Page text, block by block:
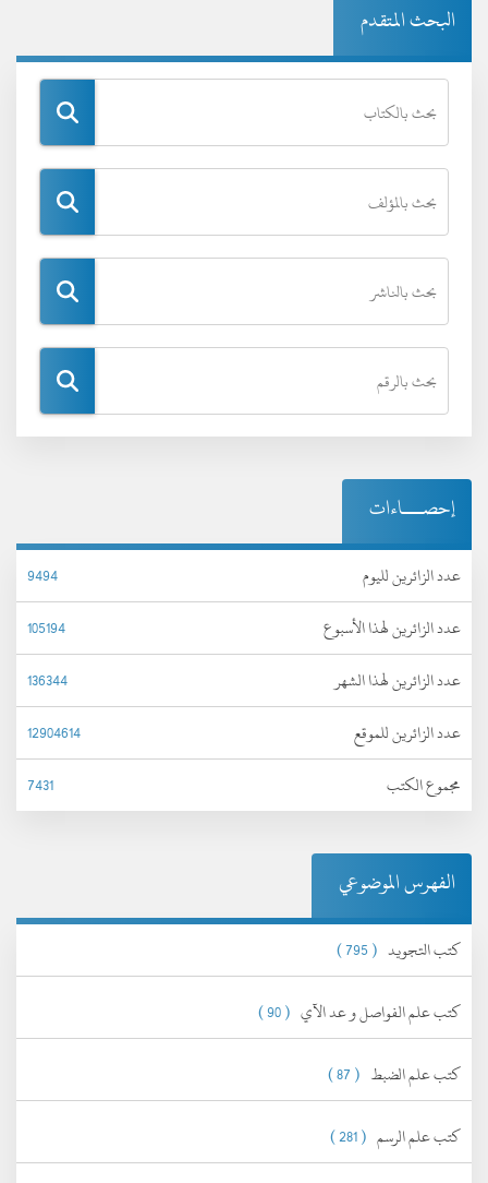
البحث المتقدم
إحصـــاءات
عدد الزائرين لليوم
9494
عدد الزائرين لهذا الأسبوع
105194
عدد الزائرين لهذا الشهر
136344
عدد الزائرين للموقع
12904614
مجموع الكتب
7431
الفهرس الموضوعي
كتب التجويد ( 795 )
كتب علم الفواصل و عد الآي ( 90 )
كتب علم الضبط ( 87 )
كتب علم الرسم ( 281 )